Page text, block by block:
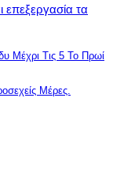
επεξεργασία τα
Μέχρι Τις 5 Το Πρωί
Μέρες.